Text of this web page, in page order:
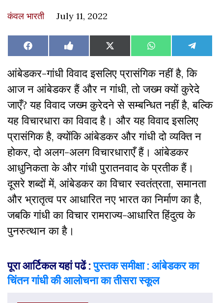
कंवल भारती July 11, 2022
Share
on
Facebook Share
on
Like
on
Facebook
Share
on
X
(Twitter)
Share
on
WhatsAppShare
on
आंबेडकर-गांधी विवाद इसलिए प्रासंगिक नहीं है, कि
आज न आंबेडकर हैं और न गांधी, तो जख्म क्यों कुरेदे
जाएँ? यह विवाद जख्म कुरेदने से सम्बन्धित नहीं है, बल्कि
यह विचारधारा का विवाद है। और यह विवाद इसलिए
प्रासंगिक है, क्योंकि आंबेडकर और गांधी दो व्यक्ति न
होकर, दो अलग-अलग विचारधाराएँ हैं। आंबेडकर
आधुनिकता के और गांधी पुरातनवाद के प्रतीक हैं।
दूसरे शब्दों में, आंबेडकर का विचार स्वतंत्रता, समानता
और भ्रातृत्व पर आधारित नए भारत का निर्माण का है,
जबकि गांधी का विचार रामराज्य-आधारित हिंदुत्व के
पुनरुत्थान का है।
पूरा आर्टिकल यहां पढें :पुस्तक समीक्षा : आंबेडकर का
चिंतन गांधी की आलोचना का तीसरा स्कूल